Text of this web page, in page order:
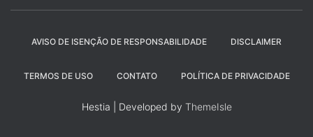
AVISO DE ISENÇÃO DE RESPONSABILIDADE DISCLAIMER
TERMOS DE USO CONTATO POLÍTICA DE PRIVACIDADE
Hestia | Developed by ThemeIsle